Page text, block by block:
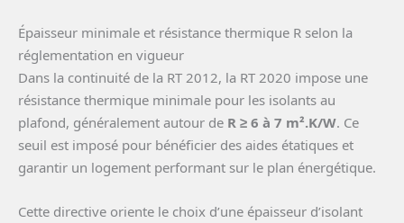
Épaisseur minimale et résistance thermique R selon la
réglementation en vigueur
Dans la continuité de la RT 2012, la RT 2020 impose une
résistance thermique minimale pour les isolants au
plafond, généralement autour de R ≥ 6 à 7 m².K/W. Ce
seuil est imposé pour bénéficier des aides étatiques et
garantir un logement performant sur le plan énergétique.
Cette directive oriente le choix d’une épaisseur d’isolant